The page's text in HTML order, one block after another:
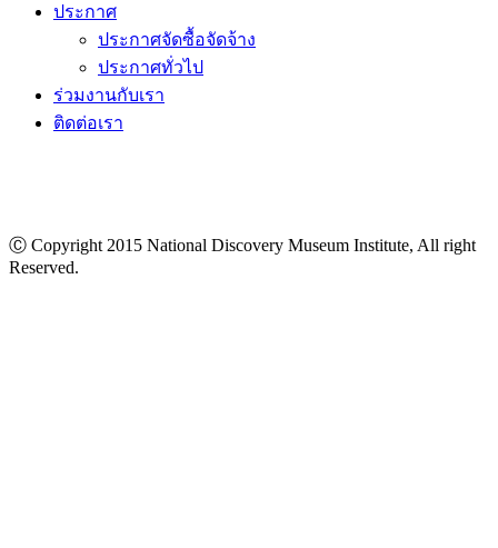
ประกาศ
ประกาศจัดซื้อจัดจ้าง
ประกาศทั่วไป
ร่วมงานกับเรา
ติดต่อเรา
Ⓒ Copyright 2015 National Discovery Museum Institute, All right
Reserved.